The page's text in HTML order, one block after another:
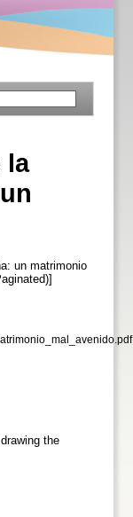
la
un matrimonio
the